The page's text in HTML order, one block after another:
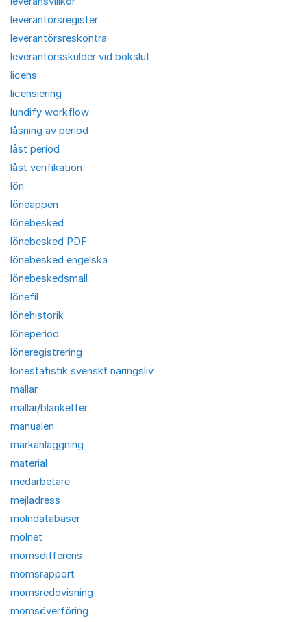
leverantörsregister
leverantörsreskontra
leverantörsskulder vid bokslut
licens
licensiering
lundify workflow
låsning av period
låst period
låst verifikation
lön
löneappen
lönebesked
lönebesked PDF
lönebesked engelska
lönebeskedsmall
lönefil
lönehistorik
löneperiod
löneregistrering
lönestatistik svenskt näringsliv
mallar
mallar/blanketter
manualen
markanläggning
material
medarbetare
mejladress
molndatabaser
molnet
momsdifferens
momsrapport
momsredovisning
momsöverföring